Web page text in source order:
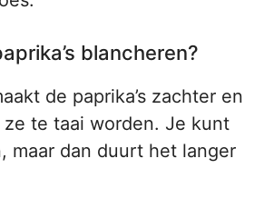
blancheren?
de paprika’s zachter en
te taai worden. Je kunt
maar dan duurt het langer